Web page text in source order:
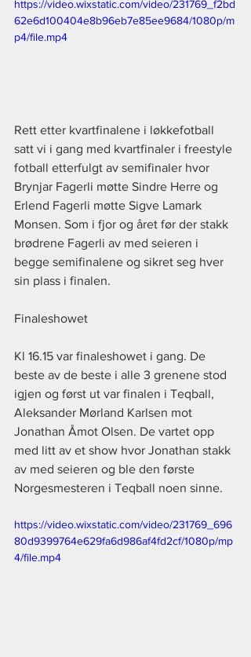
https://video.wixstatic.com/video/231769_f2bd
62e6d100404e8b96eb7e85ee9684/1080p/m
p4/file.mp4
Rett etter kvartfinalene i løkkefotball
satt vi i gang med kvartfinaler i freestyle
fotball etterfulgt av semifinaler hvor
Brynjar Fagerli møtte Sindre Herre og
Erlend Fagerli møtte Sigve Lamark
Monsen. Som i fjor og året før der stakk
brødrene Fagerli av med seieren i
begge semifinalene og sikret seg hver
sin plass i finalen.
Finaleshowet
Kl 16.15 var finaleshowet i gang. De
beste av de beste i alle 3 grenene stod
igjen og først ut var finalen i Teqball,
Aleksander Mørland Karlsen mot
Jonathan Åmot Olsen. De vartet opp
med litt av et show hvor Jonathan stakk
av med seieren og ble den første
Norgesmesteren i Teqball noen sinne.
https://video.wixstatic.com/video/231769_696
80d9399764e629fa6d986af4fd2cf/1080p/mp
4/file.mp4